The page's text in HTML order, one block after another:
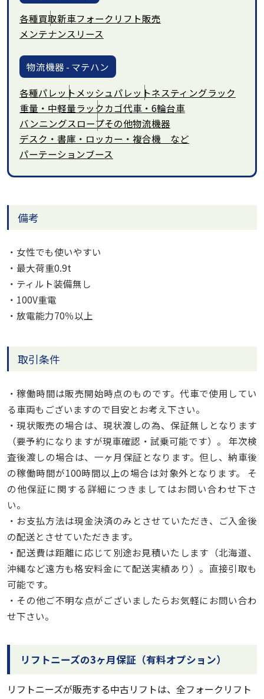
各種買取新車フォークリフト販売
メンテナンスリース
物流機器 - マテハン
各種パレット メッシュパレットネスティングラック
重量・中軽量ラックカゴ代車・6輪台車
バンニングスロープその他物流機器
デスク・書庫・ロッカー・複合機 など
パーテーションブース
備考
・女性でも使いやすい
・最大荷重0.9t
・ティルト装備無し
・100V重電
・放電能力70％以上
取引条件
・稼働時間は販売開始時点のものです。代車で使用してい
る車両もございますので目安とお考え下さい。
・現状販売の場合は、現状渡しの為、保証無しとなります
（要予約になりますが現車確認・試乗可能です）。 年次検
査後渡しの場合は、一ヶ月保証となります。但し、納車後
の稼働時間が100時間以上の場合は対象外となります。 そ
の他保証に関する詳細につきましてはお問い合わせ下さ
い。
・お支払方法は現金決済のみとさせていただき、ご入金後
の配送とさせていただきます。
・配送費は距離に応じて別途お見積いたします（北海道、
沖縄など遠方も格安料金にて配送実績あり）。直接引取も
可能です。
・その他ご不明な点がございましたらお気軽にお問い合わ
せ下さい。
リフトニーズの3ヶ月保証（有料オプション）
リフトニーズが販売する中古リフトは、全フォークリフト